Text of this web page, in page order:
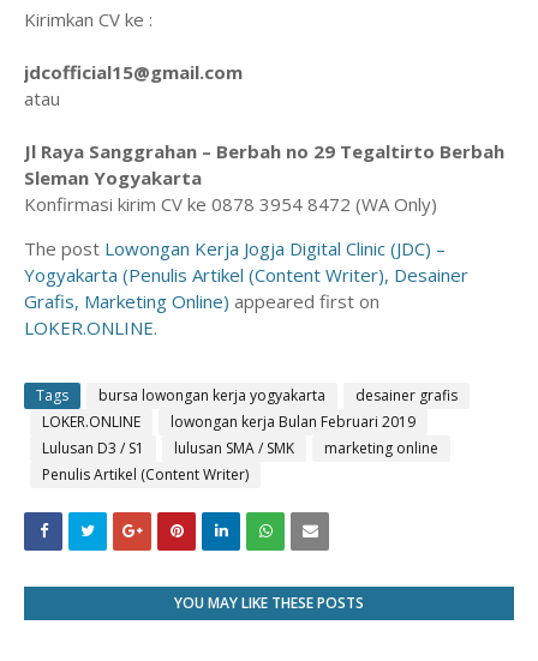
Kirimkan CV ke :
jdcofficial15@gmail.com
atau
Jl Raya Sanggrahan – Berbah no 29 Tegaltirto Berbah
Sleman Yogyakarta
Konfirmasi kirim CV ke 0878 3954 8472 (WA Only)
The post Lowongan Kerja Jogja Digital Clinic (JDC) –
Yogyakarta (Penulis Artikel (Content Writer), Desainer
Grafis, Marketing Online) appeared first on
LOKER.ONLINE.
Tags bursa lowongan kerja yogyakarta
desainer grafis
LOKER.ONLINE
lowongan kerja Bulan Februari 2019
Lulusan D3 / S1
lulusan SMA / SMK
marketing online
Penulis Artikel (Content Writer)
YOU MAY LIKE THESE POSTS